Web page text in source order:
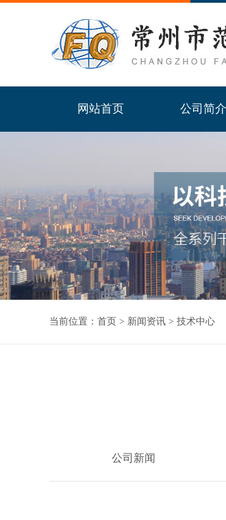
网站首页
网站首页
公司简介
公司简介
当前位置： 首页 > 新闻资讯 > 技术中心
公司新闻